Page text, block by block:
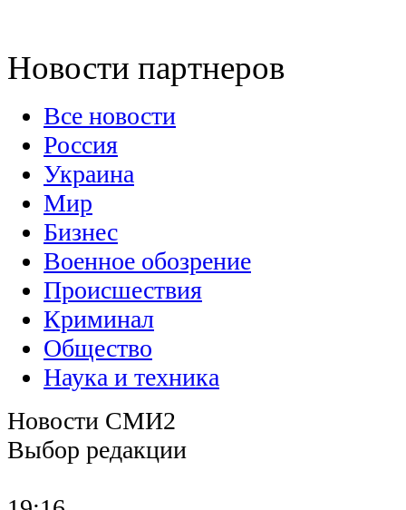
Новости партнеров
Все новости
Россия
Украина
Мир
Бизнес
Военное обозрение
Происшествия
Криминал
Общество
Наука и техника
Новости СМИ2
Выбор редакции